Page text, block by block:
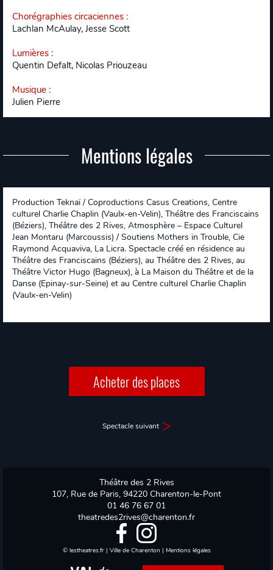
Chorégraphies circaciennes :
Lachlan McAulay, Jesse Scott
Lumières :
Quentin Defalt, Nicolas Priouzeau
Musique :
Julien Pierre
Mentions légales
Production Teknaï / Coproductions Casus Creations, Centre
culturel Charlie Chaplin (Vaulx-en-Velin), Théâtre des Franciscains
(Béziers), Théâtre des 2 Rives, Atmosphère – Espace Culturel
Jean Montaru (Marcoussis) / Soutiens Mothers in Trouble, Cie
Raymond Acquaviva, La Licra. Spectacle créé en résidence au
Théâtre des Franciscains (Béziers), au Théâtre des 2 Rives, au
Théâtre Victor Hugo (Bagneux), à La Maison du Théâtre et de la
Danse (Epinay-sur-Seine) et au Centre culturel Charlie Chaplin
(Vaulx-en-Velin)
Acheter des places
Spectacle suivant
Théâtre des 2 Rives
107, Rue de Paris, 94220 Charenton-le-Pont
01 46 76 67 01
theatredes2rives@charenton.fr
© lestheatres.fr| Ville de Charenton | Mentions légales